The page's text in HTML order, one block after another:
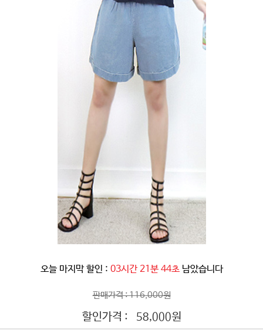
오늘 마지막 할인 : 03시간 21분 42초 남았습니다
판매가격 : 116,000원
할인가격 : 58,000원